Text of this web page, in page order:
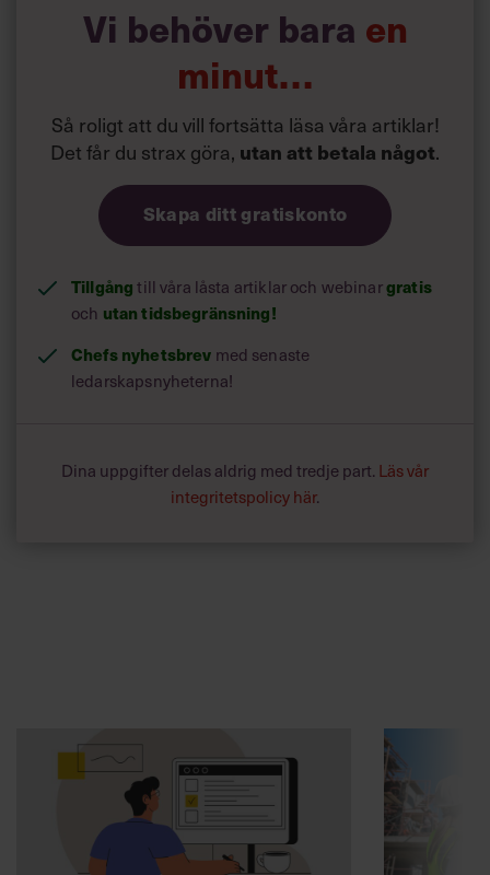
Vi behöver bara en
minut…
Så roligt att du vill fortsätta läsa våra artiklar!
Det får du strax göra, utan att betala något.
Skapa ditt gratiskonto
Tillgångtill våra låsta artiklar och webinargratis
och utan tidsbegränsning!
Chefs nyhetsbrev med senaste
ledarskapsnyheterna!
Dina uppgifter delas aldrig med tredje part. Läs vår
integritetspolicy här.
Annonssamarbete: